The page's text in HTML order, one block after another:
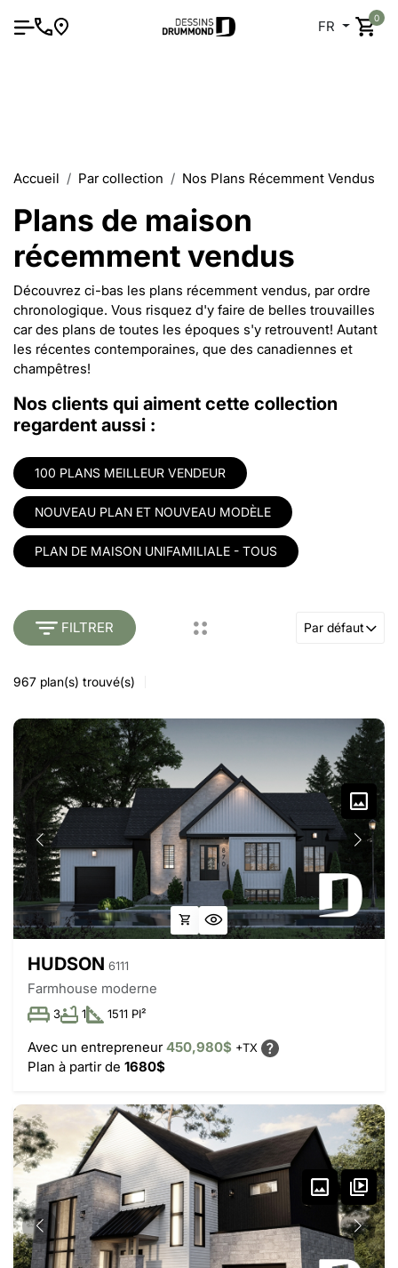
FR
0
Accueil Par collection Nos Plans Récemment Vendus
Plans de maison
récemment vendus
Découvrez ci-bas les plans récemment vendus, par ordre
chronologique. Vous risquez d'y faire de belles trouvailles
car des plans de toutes les époques s'y retrouvent! Autant
les récentes contemporaines, que des canadiennes et
champêtres!
Nos clients qui aiment cette collection
regardent aussi :
100 PLANS MEILLEUR VENDEUR
NOUVEAU PLAN ET NOUVEAU MODÈLE
PLAN DE MAISON UNIFAMILIALE - TOUS
FILTRER Par défaut
967 plan(s) trouvé(s)
HUDSON 6111
Farmhouse moderne
3 1 1511 PI²
Avec un entrepreneur450,980$ +TX
Plan à partir de 1680$